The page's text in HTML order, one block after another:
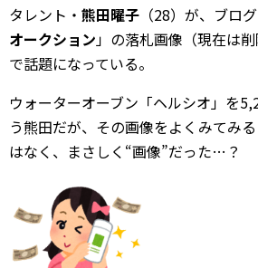
タレント・ 熊田曜子 （28）が、ブロ
オークション」の落札画像（現在は
で話題になっている。
ウォーターオーブン「ヘルシオ」を
う熊田だが、その画像をよくみてみ
はなく、まさしく“画像”だった…？